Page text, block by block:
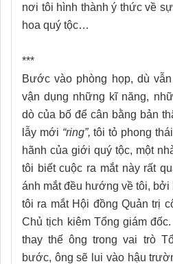
nơi tôi hình thành ý thức về
hoa quý tộc…
***
Bước vào phòng họp, dù
vận dụng những kĩ năng,
dò của bố để cân bằng bản
lẫy mới “ring”, tôi tỏ phong
hãnh của giới quý tộc, một
tôi biết cuộc ra mắt này rất
ánh mắt đều hướng về tôi, bởi
tôi ra mắt Hội đồng Quản trị
Chủ tịch kiêm Tổng giám
thay thế ông trong vai trò
bước, ông sẽ lui vào hậu